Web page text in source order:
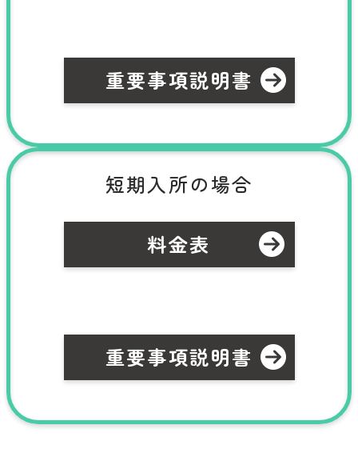
重要事項説明書
短期入所の場合
料金表
重要事項説明書